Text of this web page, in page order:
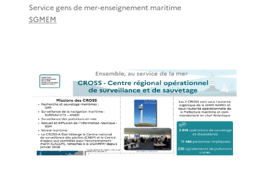
Service gens de mer-enseignement maritime
SGMEM